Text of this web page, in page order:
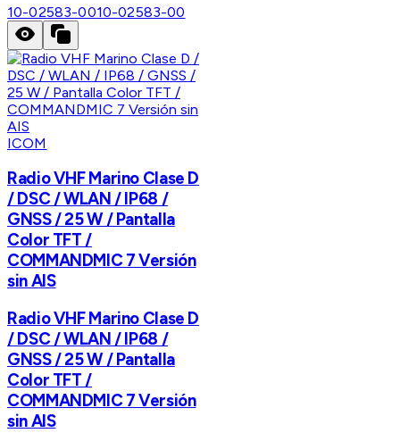
10-02583-0010-02583-00
ICOM
Radio VHF Marino Clase D
/ DSC / WLAN / IP68 /
GNSS / 25 W / Pantalla
Color TFT /
COMMANDMIC 7 Versión
sin AIS
Radio VHF Marino Clase D
/ DSC / WLAN / IP68 /
GNSS / 25 W / Pantalla
Color TFT /
COMMANDMIC 7 Versión
sin AIS